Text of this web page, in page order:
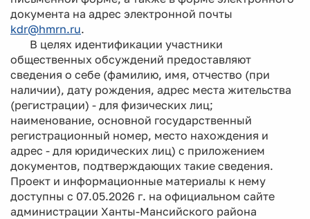
документа на адрес электронной почты
kdr@hmrn.ru.
В целях идентификации участники
общественных обсуждений предоставляют
сведения о себе (фамилию, имя, отчество (при
наличии), дату рождения, адрес места жительства
(регистрации) - для физических лиц;
наименование, основной государственный
регистрационный номер, место нахождения и
адрес - для юридических лиц) с приложением
документов, подтверждающих такие сведения.
Проект и информационные материалы к нему
доступны с 07.05.2026 г. на официальном сайте
администрации Ханты-Мансийского района